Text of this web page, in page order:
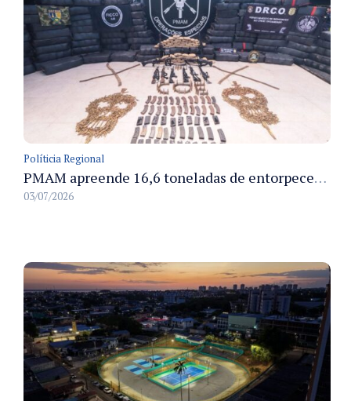
Políticia Regional
PMAM apreende 16,6 toneladas de entorpecentes e registra aumento nas prisões em flagrante e nas capturas de foragidos no primeiro semestre de 2026
03/07/2026